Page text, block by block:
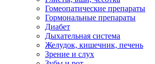
Гомеопатические препараты
Гормональные препараты
Диабет
Дыхательная система
Желудок, кишечник, печень
Зрение и слух